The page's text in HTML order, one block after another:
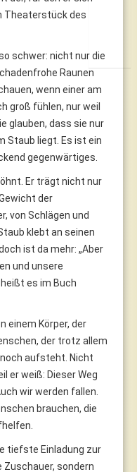
Theaterstück des
schwer: nicht nur die
Raunen
wenn einer am
groß fühlen, nur weil
glauben, dass sie nur
Staub liegt. Es ist ein
gegenwärtiges.
Er trägt nicht nur
der
von Schlägen und
klebt an seinen
ist da mehr: „Aber
und unsere
es im Buch
einem Körper, der
der trotz allem
aufsteht. Nicht
er weiß: Dieser Weg
wir werden fallen.
brauchen, die
tiefste Einladung zur
Zuschauer, sondern